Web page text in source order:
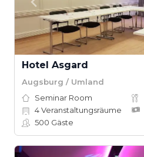
Hotel Asgard
Augsburg / Umland
Seminar Room
4Veranstaltungsräume
500 Gäste